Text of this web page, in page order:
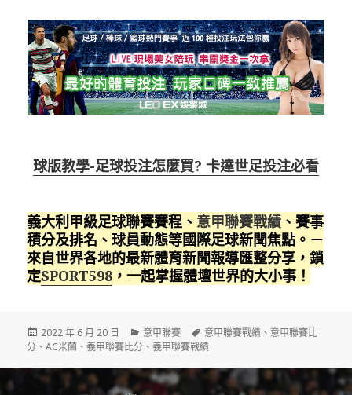
球版教學-足球投注怎麼買? 卡達世足投注必看
義大利甲級足球聯賽賽程、 意甲聯賽戰績 、賽事
積分及排名、球員動態等國際足球新聞焦點。－
來自世界各地的最新體育新聞報導匯整分享，鎖
定SPORT598 ，一起掌握體壇世界的大小事！
發
佈
期:
2022 年 6 月 20 日
分
類
意甲聯賽
標
籤
意甲聯賽戰績 、 意甲聯賽比
分 、AC米蘭 、義甲聯賽比分 、義甲聯賽戰績